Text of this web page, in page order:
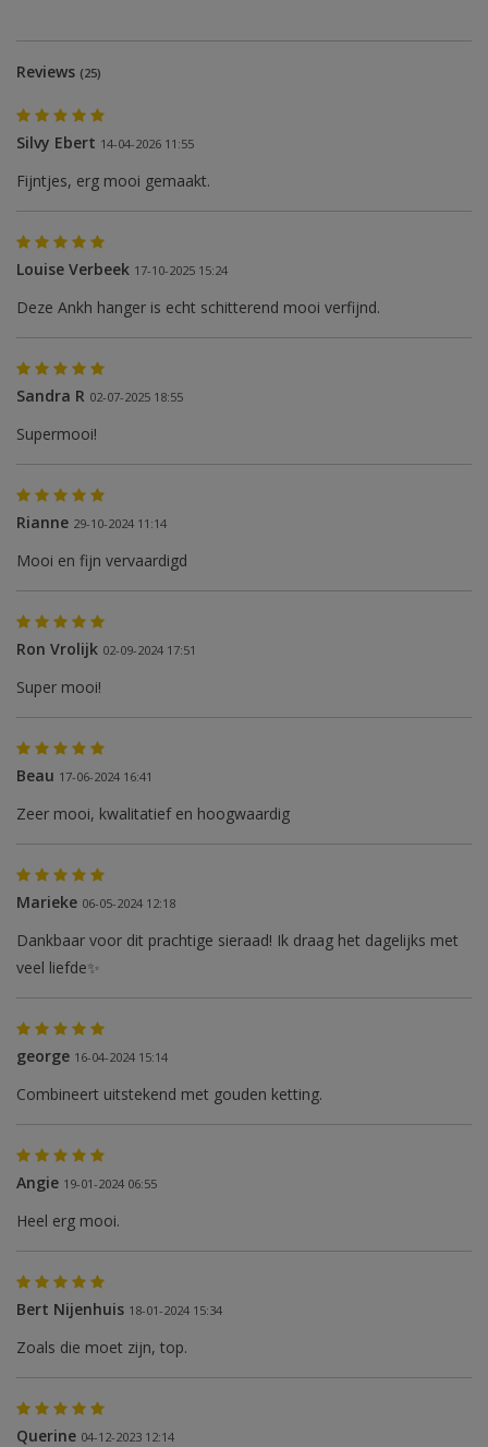
Reviews (25)
Silvy Ebert 14-04-2026 11:55
Fijntjes, erg mooi gemaakt.
Louise Verbeek 17-10-2025 15:24
Deze Ankh hanger is echt schitterend mooi verfijnd.
Sandra R 02-07-2025 18:55
Supermooi!
Rianne 29-10-2024 11:14
Mooi en fijn vervaardigd
Ron Vrolijk 02-09-2024 17:51
Super mooi!
Beau 17-06-2024 16:41
Zeer mooi, kwalitatief en hoogwaardig
Marieke 06-05-2024 12:18
Dankbaar voor dit prachtige sieraad! Ik draag het dagelijks met
veel liefde✨️
george 16-04-2024 15:14
Combineert uitstekend met gouden ketting.
Angie 19-01-2024 06:55
Heel erg mooi.
Bert Nijenhuis 18-01-2024 15:34
Zoals die moet zijn, top.
Querine 04-12-2023 12:14